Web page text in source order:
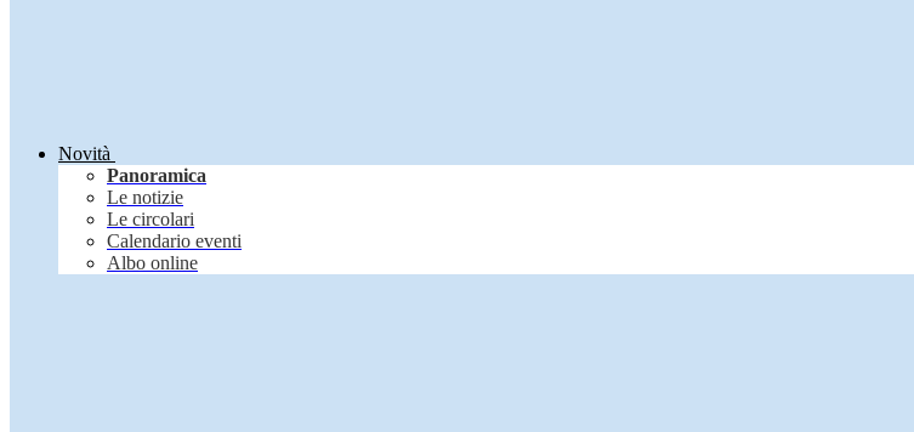
Novità
Panoramica
Le notizie
Le circolari
Calendario eventi
Albo online